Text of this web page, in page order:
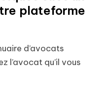
plateforme
d’avocats
l’avocat qu’il vous